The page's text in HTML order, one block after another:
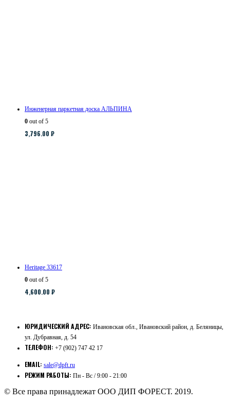
Инженерная паркетная доска АЛЬПИНА
0 out of 5
3,796.00 ₽
Heritage 33617
0 out of 5
4,600.00 ₽
ЮРИДИЧЕСКИЙ АДРЕС: Ивановская обл., Ивановский район, д. Беляницы,
ул. Дубравная, д. 54
ТЕЛЕФОН: +7 (902) 747 42 17
EMAIL: sale@dpft.ru
РЕЖИМ РАБОТЫ: Пн - Вс / 9:00 - 21:00
© Все права принадлежат ООО ДИП ФОРЕСТ. 2019.